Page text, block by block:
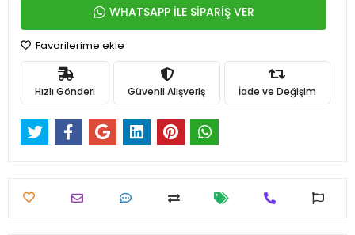
WHATSAPP İLE SİPARİŞ VER
Favorilerime ekle
Hızlı Gönderi Güvenli Alışveriş İade ve Değişim